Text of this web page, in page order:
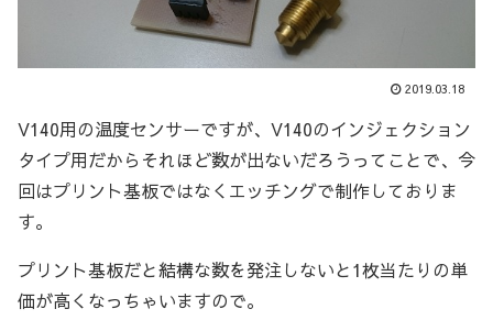
2019.03.18
V140用の温度センサーですが、V140のインジェクション
タイプ用だからそれほど数が出ないだろうってことで、今
回はプリント基板ではなくエッチングで制作しておりま
す。
プリント基板だと結構な数を発注しないと1枚当たりの単
価が高くなっちゃいますので。